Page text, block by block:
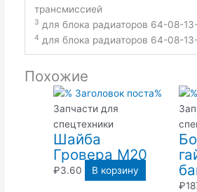
трансмиссией
3 для блока радиаторов 64-08-
4 для блока радиаторов 64-08-
Похожие
Запчасти для
спецтехники
Шайба
Гровера М20
₽3.60 В корзину
₽